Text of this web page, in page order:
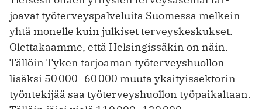
joavat työterveyspalveluita Suomessa melkein
yhtä monelle kuin julkiset terveyskeskukset.
Olettakaamme, että Helsingissäkin on näin.
Tällöin Tyken tarjoaman työterveyshuollon
lisäksi 50 000–60 000 muuta yksityissektorin
työntekijää saa työterveyshuollon työpaikaltaan.